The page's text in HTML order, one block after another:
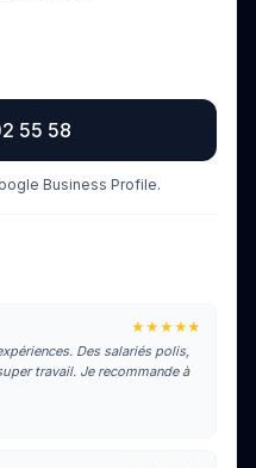
55 58
Business Profile.
★★★★★
Des salariés polis,
travail. Je recommande à